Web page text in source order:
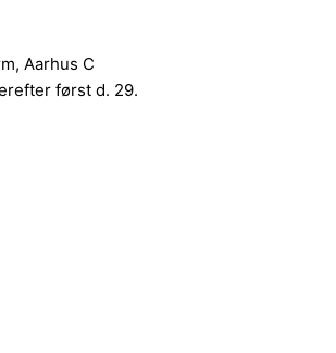
Aarhus C
først d. 29.